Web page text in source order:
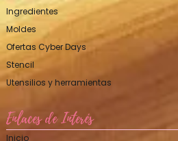
Ingredientes
Moldes
Ofertas Cyber Days
Stencil
Utensilios y herramientas
Enlaces de Interés
Inicio